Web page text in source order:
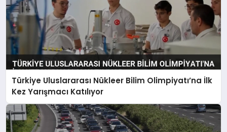
Türkiye Uluslararası Nükleer Bilim Olimpiyatı’na İlk
Kez Yarışmacı Katılıyor